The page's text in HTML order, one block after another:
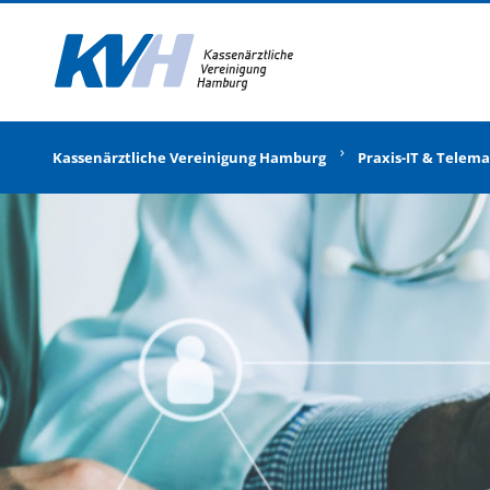
Kassenärztliche Vereinigung Hamburg Praxis-IT &